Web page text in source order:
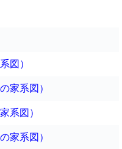
図）
家系図）
系図）
家系図）